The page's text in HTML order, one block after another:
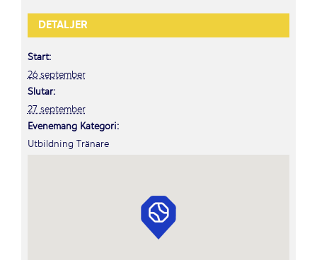
DETALJER
Start:
26 september
Slutar:
27 september
Evenemang Kategori:
Utbildning Tränare